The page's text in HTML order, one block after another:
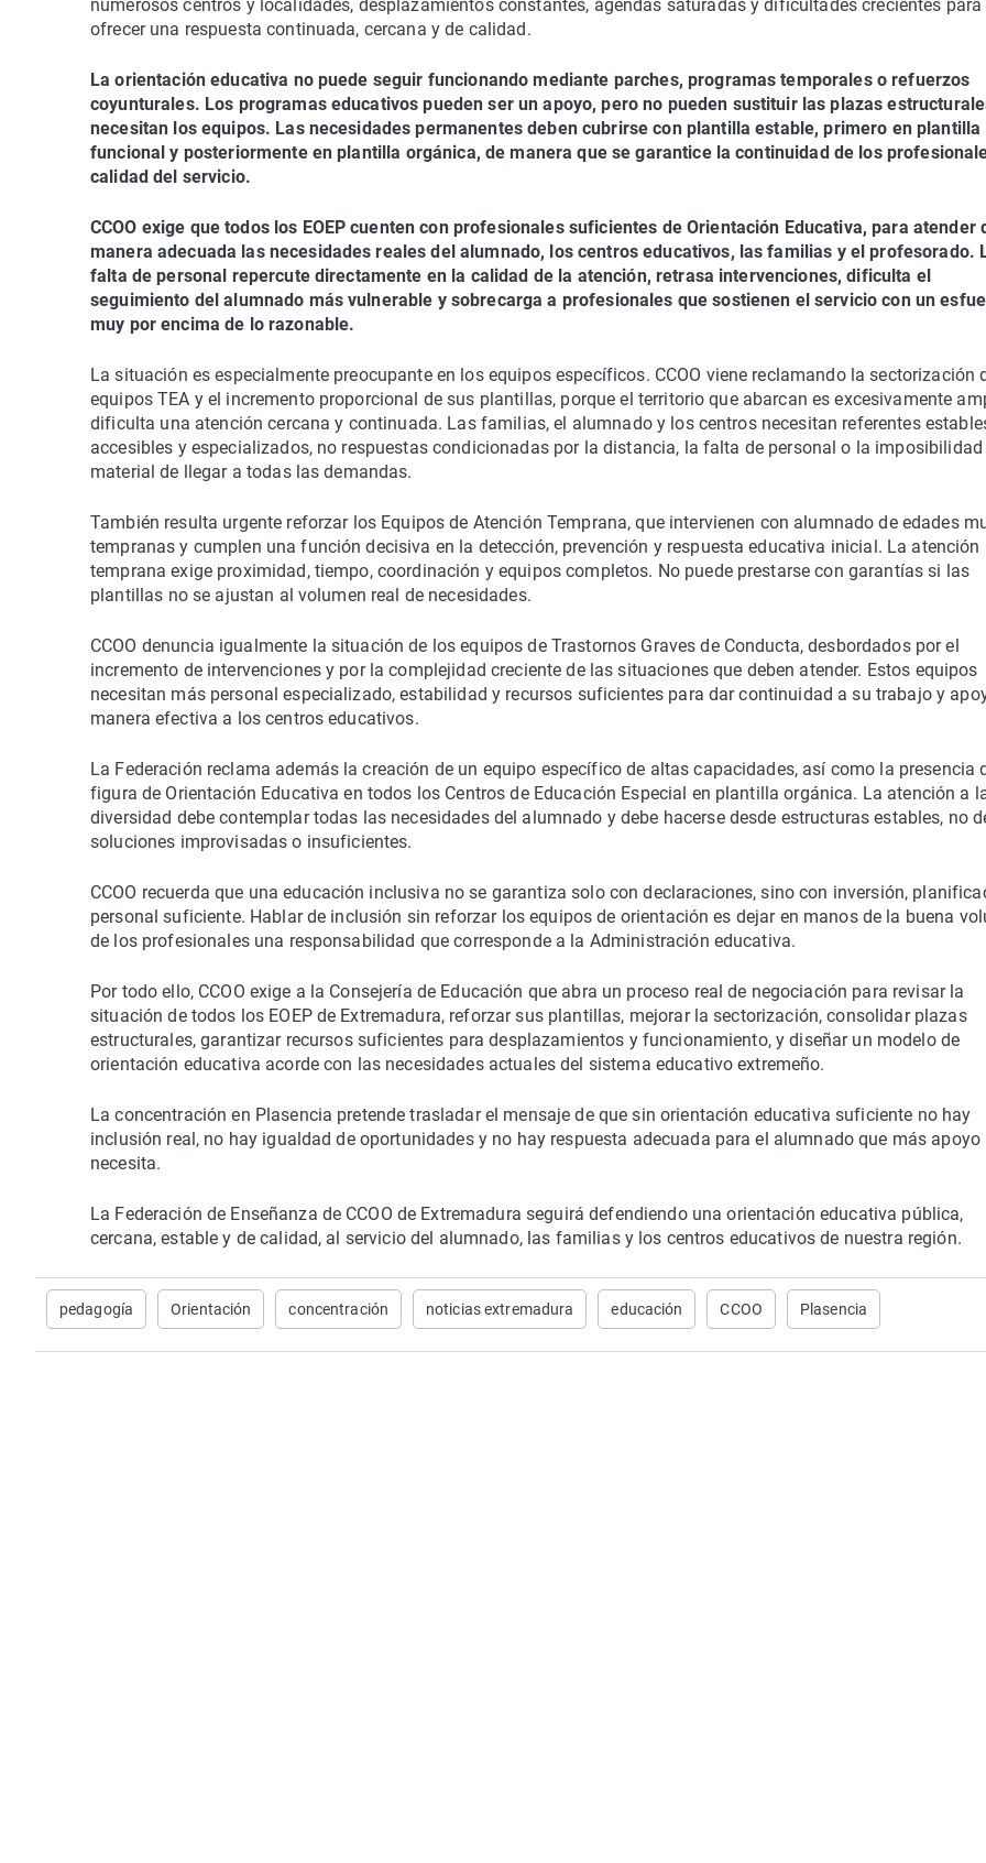
numerosos centros y localidades, desplazamientos constantes, agendas saturadas y dificultades crecientes para
ofrecer una respuesta continuada, cercana y de calidad.
La orientación educativa no puede seguir funcionando mediante parches, programas temporales o refuerzos
coyunturales. Los programas educativos pueden ser un apoyo, pero no pueden sustituir las plazas
necesitan los equipos. Las necesidades permanentes deben cubrirse con plantilla estable, primero en plantilla
funcional y posteriormente en plantilla orgánica, de manera que se garantice la continuidad de los
calidad del servicio.
CCOO exige que todos los EOEP cuenten con profesionales suficientes de Orientación Educativa, para atender
manera adecuada las necesidades reales del alumnado, los centros educativos, las familias y el profesorado.
falta de personal repercute directamente en la calidad de la atención, retrasa intervenciones, dificulta el
seguimiento del alumnado más vulnerable y sobrecarga a profesionales que sostienen el servicio con un
muy por encima de lo razonable.
La situación es especialmente preocupante en los equipos específicos. CCOO viene reclamando la sectorización
equipos TEA y el incremento proporcional de sus plantillas, porque el territorio que abarcan es excesivamente
dificulta una atención cercana y continuada. Las familias, el alumnado y los centros necesitan referentes
accesibles y especializados, no respuestas condicionadas por la distancia, la falta de personal o la imposibilidad
material de llegar a todas las demandas.
También resulta urgente reforzar los Equipos de Atención Temprana, que intervienen con alumnado de edades
tempranas y cumplen una función decisiva en la detección, prevención y respuesta educativa inicial. La atención
temprana exige proximidad, tiempo, coordinación y equipos completos. No puede prestarse con garantías si las
plantillas no se ajustan al volumen real de necesidades.
CCOO denuncia igualmente la situación de los equipos de Trastornos Graves de Conducta, desbordados por el
incremento de intervenciones y por la complejidad creciente de las situaciones que deben atender. Estos equipos
necesitan más personal especializado, estabilidad y recursos suficientes para dar continuidad a su trabajo y
manera efectiva a los centros educativos.
La Federación reclama además la creación de un equipo específico de altas capacidades, así como la presencia
figura de Orientación Educativa en todos los Centros de Educación Especial en plantilla orgánica. La atención a
diversidad debe contemplar todas las necesidades del alumnado y debe hacerse desde estructuras estables, no
soluciones improvisadas o insuficientes.
CCOO recuerda que una educación inclusiva no se garantiza solo con declaraciones, sino con inversión,
personal suficiente. Hablar de inclusión sin reforzar los equipos de orientación es dejar en manos de la buena
de los profesionales una responsabilidad que corresponde a la Administración educativa.
Por todo ello, CCOO exige a la Consejería de Educación que abra un proceso real de negociación para revisar la
situación de todos los EOEP de Extremadura, reforzar sus plantillas, mejorar la sectorización, consolidar plazas
estructurales, garantizar recursos suficientes para desplazamientos y funcionamiento, y diseñar un modelo de
orientación educativa acorde con las necesidades actuales del sistema educativo extremeño.
La concentración en Plasencia pretende trasladar el mensaje de que sin orientación educativa suficiente no hay
inclusión real, no hay igualdad de oportunidades y no hay respuesta adecuada para el alumnado que más apoyo
necesita.
La Federación de Enseñanza de CCOO de Extremadura seguirá defendiendo una orientación educativa pública,
cercana, estable y de calidad, al servicio del alumnado, las familias y los centros educativos de nuestra región.
pedagogía Orientación concentración noticias extremadura educación CCOO Plasencia